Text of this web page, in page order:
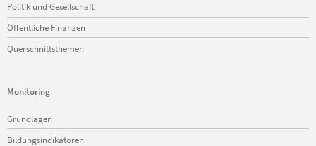
Politik und Gesellschaft
Öffentliche Finanzen
Querschnittsthemen
Monitoring
Navigation
überspringen
Grundlagen
Bildungsindikatoren